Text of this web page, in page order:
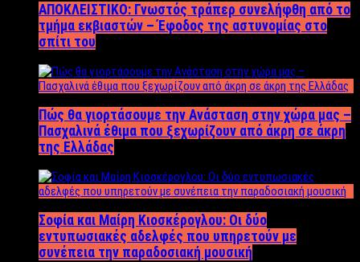
ΑΠΟΚΛΕΙΣΤΙΚΟ: Γνωστός τράπερ συνελήφθη από το
τμήμα εκβιαστών – Έφοδος της αστυνομίας στο
σπίτι του
Πώς θα γιορτάσουμε την Ανάσταση στην χώρα μας –
Πασχαλινά έθιμα που ξεχωρίζουν από άκρη σε άκρη
της Ελλάδας
Σοφία και Μαίρη Κιοσκέρογλου: Οι δύο
εντυπωσιακές αδελφές που υπηρετούν με
συνέπεια την παραδοσιακή μουσική